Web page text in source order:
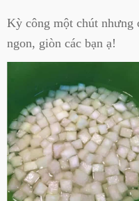
Kỳ công một chút nhưng
ngon, giòn các bạn ạ!